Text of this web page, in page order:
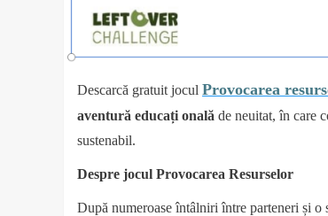
Descarcă gratuit jocul Provocarea
aventură educați onală de neuitat, în care
sustenabil.
Despre jocul Provocarea Resurselor
După numeroase întâlniri între parteneri și o